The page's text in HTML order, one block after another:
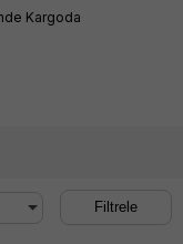
Kargoda
Filtrele